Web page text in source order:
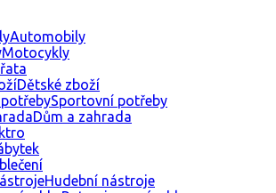
Automobily
Motocykly
Dětské zboží
Sportovní potřeby
Dům a zahrada
Hudební nástroje